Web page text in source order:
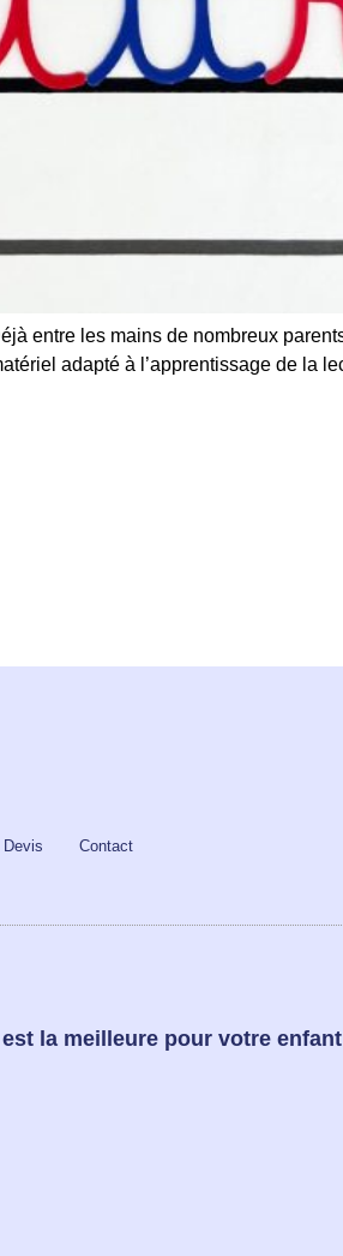
entre les mains de nombreux
adapté à l’apprentissage de la
Devis Contact
la meilleure pour votre